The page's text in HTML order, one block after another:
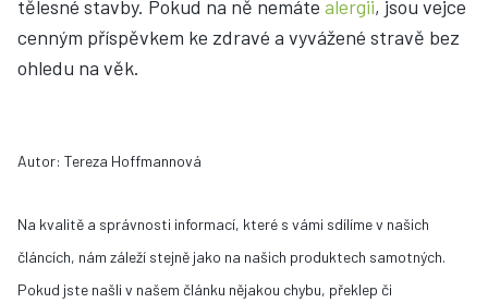
tělesné stavby. Pokud na ně nemáte alergii, jsou vejce
cenným příspěvkem ke zdravé a vyvážené stravě bez
ohledu na věk.
Autor: Tereza Hoffmannová
Na kvalitě a správnosti informací, které s vámi sdílíme v našich
článcích, nám záleží stejně jako na našich produktech samotných.
Pokud jste našli v našem článku nějakou chybu, překlep či